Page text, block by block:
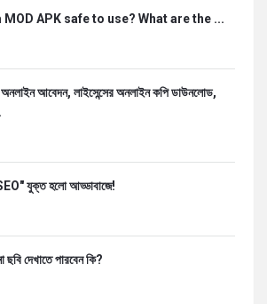
MOD APK safe to use? What are the ...
অনলাইন আবেদন, লাইসেন্সের অনলাইন কপি ডাউনলোড,
যুক্ত হলো আড্ডাবাজে!
ছবি দেখাতে পারবেন কি?